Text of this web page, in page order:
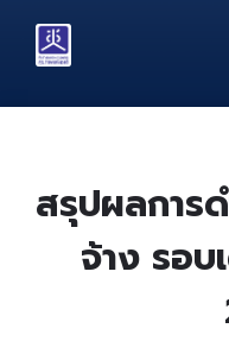
content
main
footer
สรุปผลการ
จ้าง รอ